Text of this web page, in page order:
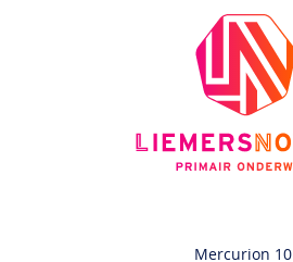
Mercurion 10